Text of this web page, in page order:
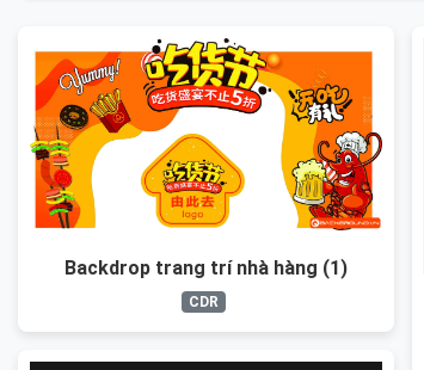
Backdrop trang trí nhà hàng (1)
CDR